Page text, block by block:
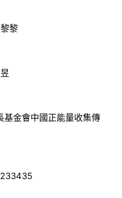
黎
金會中國正能量收集傳